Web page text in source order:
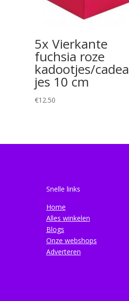
5x Vierkante
fuchsia roze
kadootjes/
jes 10 cm
€12.50
Snelle links
Home
Alles winkelen
Blogs
Onze webshops
Adverteren